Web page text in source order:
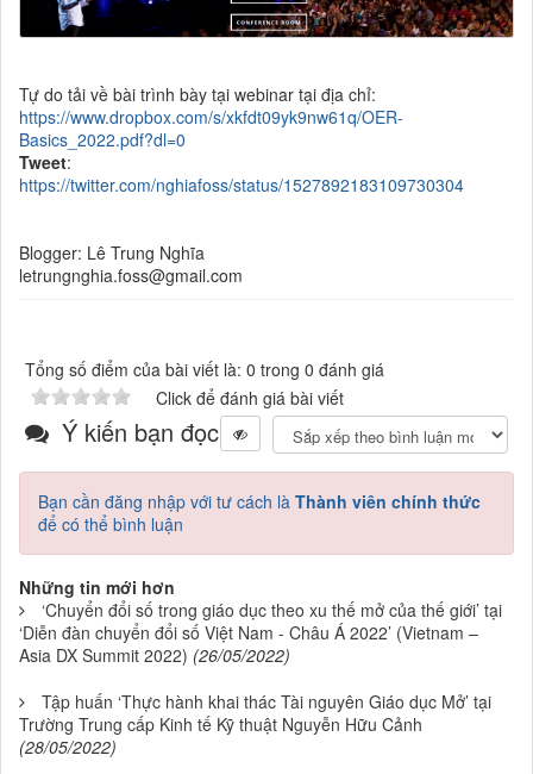
Tự do tải về bài trình bày tại webinar tại địa chỉ:
https://www.dropbox.com/s/xkfdt09yk9nw61q/OER-
Basics_2022.pdf?dl=0
Tweet:
https://twitter.com/nghiafoss/status/1527892183109730304
Blogger: Lê Trung Nghĩa
letrungnghia.foss@gmail.com
Tổng số điểm của bài viết là: 0 trong 0 đánh giá
Click để đánh giá bài viết
Ý kiến bạn đọc
Bạn cần đăng nhập với tư cách là Thành viên chính thức
để có thể bình luận
Những tin mới hơn
‘Chuyển đổi số trong giáo dục theo xu thế mở của thế giới’ tại
‘Diễn đàn chuyển đổi số Việt Nam - Châu Á 2022’ (Vietnam –
Asia DX Summit 2022) (26/05/2022)
Tập huấn ‘Thực hành khai thác Tài nguyên Giáo dục Mở’ tại
Trường Trung cấp Kinh tế Kỹ thuật Nguyễn Hữu Cảnh
(28/05/2022)